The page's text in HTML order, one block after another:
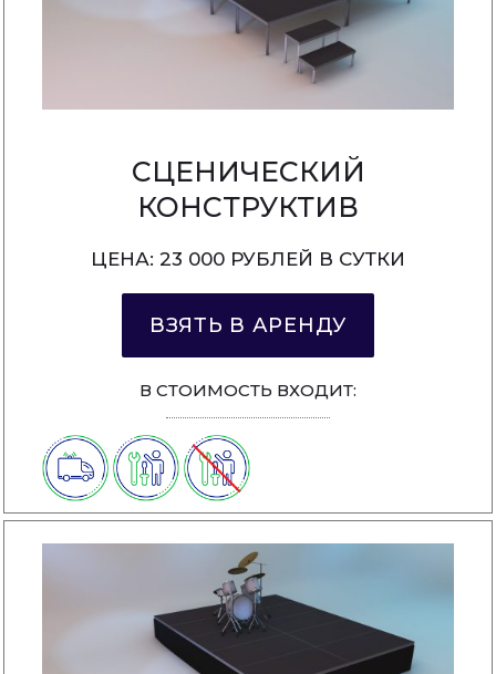
СЦЕНИЧЕСКИЙ
КОНСТРУКТИВ
ЦЕНА: 23 000 РУБЛЕЙ В СУТКИ
ВЗЯТЬ В АРЕНДУ
В СТОИМОСТЬ ВХОДИТ: